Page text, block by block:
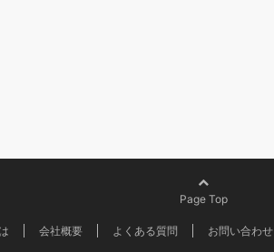
Page Top
会社概要 よくある質問 お問い合わせ